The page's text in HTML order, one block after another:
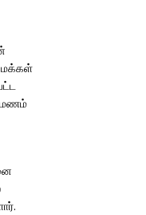
மக்கள்